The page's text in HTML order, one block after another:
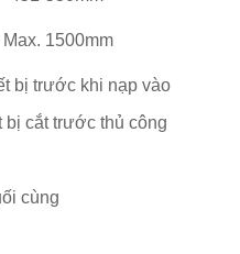
1500mm
bị trước khi nạp vào
bị cắt trước thủ công
cùng